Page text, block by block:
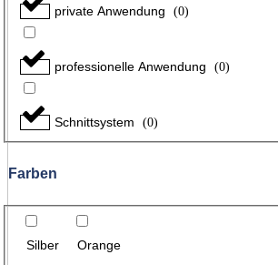
private Anwendung (0)
professionelle Anwendung (0)
Schnittsystem (0)
Farben
Silber Orange